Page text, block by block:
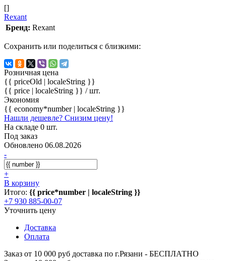
[]
Rexant
Бренд: Rexant
Сохранить или поделиться с близкими:
Розничная цена
{{ priceOld | localeString }}
{{ price | localeString }} / шт.
Экономия
{{ economy*number | localeString }}
Нашли дешевле? Снизим цену!
На складе 0 шт.
Под заказ
Обновлено 06.08.2026
-
+
В корзину
Итого: {{ price*number | localeString }}
+7 930 885-00-07
Уточнить цену
Доставка
Оплата
Заказ от 10 000 руб доставка по г.Рязани - БЕСПЛАТНО